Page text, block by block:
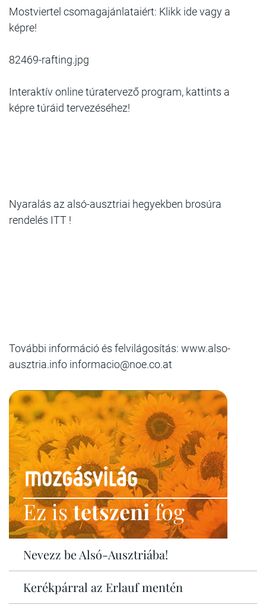
Mostviertel csomagajánlataiért: Klikk ide vagy a
képre!
82469-rafting.jpg
Interaktív online túratervező program, kattints a
képre túráid tervezéséhez!
Nyaralás az alsó-ausztriai hegyekben brosúra
rendelés ITT !
További információ és felvilágosítás: www.also-
ausztria.info informacio@noe.co.at
Ez istetszenifog
Nevezz be Alsó-Ausztriába!
Kerékpárral az Erlauf mentén